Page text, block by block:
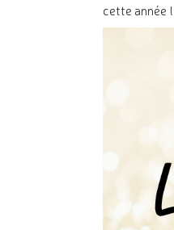
cette année !